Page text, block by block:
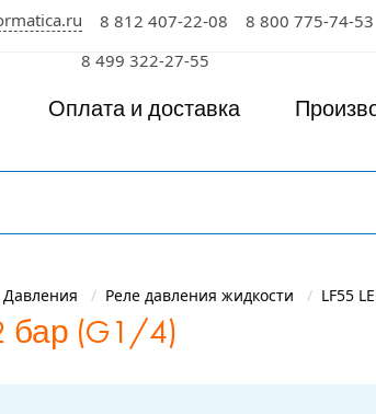
8 812 407-22-08
8 800 775-74-53
8 499 322-27-55
Оплата и доставка
Давления Реле давления жидкости LF55
бар (G1/4)